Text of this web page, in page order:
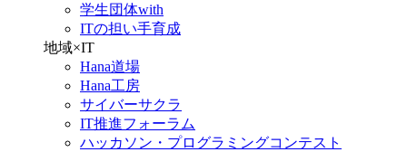
学生団体with
ITの担い手育成
地域×IT
Hana道場
Hana工房
サイバーサクラ
IT推進フォーラム
ハッカソン・プログラミングコンテスト